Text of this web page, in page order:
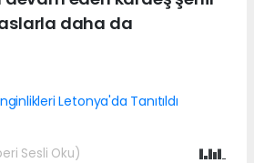
daha da
Sesli Oku)